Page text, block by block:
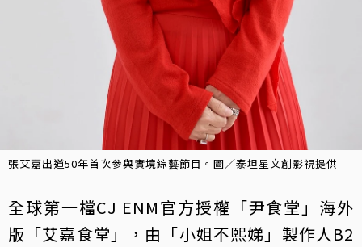
張艾嘉出道50年首次參與實境綜藝節目。圖／泰坦星文創影視提供
全球第一檔CJ ENM官方授權「尹食堂」海外
版「艾嘉食堂」，由「小姐不熙娣」製作人B2